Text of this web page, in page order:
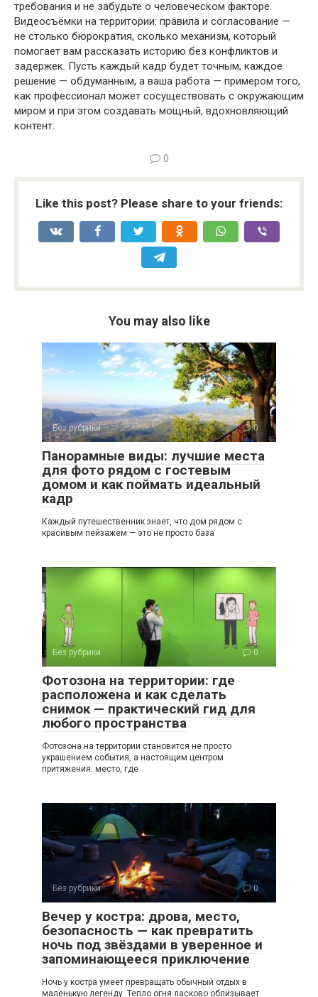
требования и не забудьте о человеческом факторе.
Видеосъёмки на территории: правила и согласование —
не столько бюрократия, сколько механизм, который
помогает вам рассказать историю без конфликтов и
задержек. Пусть каждый кадр будет точным, каждое
решение — обдуманным, а ваша работа — примером того,
как профессионал может сосуществовать с окружающим
миром и при этом создавать мощный, вдохновляющий
контент.
0
Like this post? Please share to your friends:
You may also like
Без рубрики 0
Панорамные виды: лучшие места
для фото рядом с гостевым
домом и как поймать идеальный
кадр
Каждый путешественник знает, что дом рядом с
красивым пейзажем — это не просто база
Без рубрики 0
Фотозона на территории: где
расположена и как сделать
снимок — практический гид для
любого пространства
Фотозона на территории становится не просто
украшением события, а настоящим центром
притяжения: место, где
Без рубрики 0
Вечер у костра: дрова, место,
безопасность — как превратить
ночь под звёздами в уверенное и
запоминающееся приключение
Ночь у костра умеет превращать обычный отдых в
маленькую легенду. Тепло огня ласково облизывает